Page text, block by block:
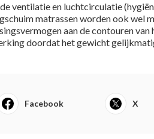
ventilatie en luchtcirculatie
matrassen worden ook wel
aan de contouren
doordat het gewicht
Facebook X